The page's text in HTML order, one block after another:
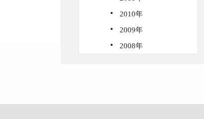
· 2010年
· 2009年
· 2008年